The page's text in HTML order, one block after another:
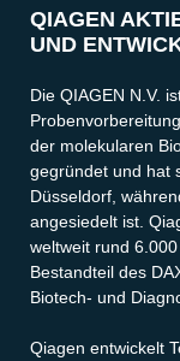
QIAGEN
UND
Die QIAGEN N.V.
der molekularen
gegründet und hat
Düsseldorf,
angesiedelt ist.
weltweit rund
Bestandteil des
Biotech- und
Qiagen entwickelt